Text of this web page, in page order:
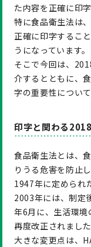
た内容を正確に印
特に食品衛生法は
正確に印字するこ
うになっています。
そこで今回は、
介するとともに、
字の重要性につい
印字と関わる
食品衛生法とは、
りうる危害を防止
1947年に定められ
2003年には、制定
年6月に、生活環境
再度改正されました
大きな変更点は、